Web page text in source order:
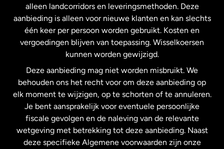
Maleisië
Nederland
Nieuw-Zeeland
Spanje
Verenigd Koninkrijk
alleen landcorridors en leveringsmethoden. Deze
aanbieding is alleen voor nieuwe klanten en kan slechts
één keer per persoon worden gebruikt. Kosten en
vergoedingen blijven van toepassing. Wisselkoersen
kunnen worden gewijzigd.
Deze aanbieding mag niet worden misbruikt. We
behouden ons het recht voor om deze aanbieding op
elk moment te wijzigen, op te schorten of te annuleren.
Je bent aansprakelijk voor eventuele persoonlijke
fiscale gevolgen en de naleving van de relevante
wetgeving met betrekking tot deze aanbieding. Naast
deze specifieke Algemene voorwaarden zijn onze